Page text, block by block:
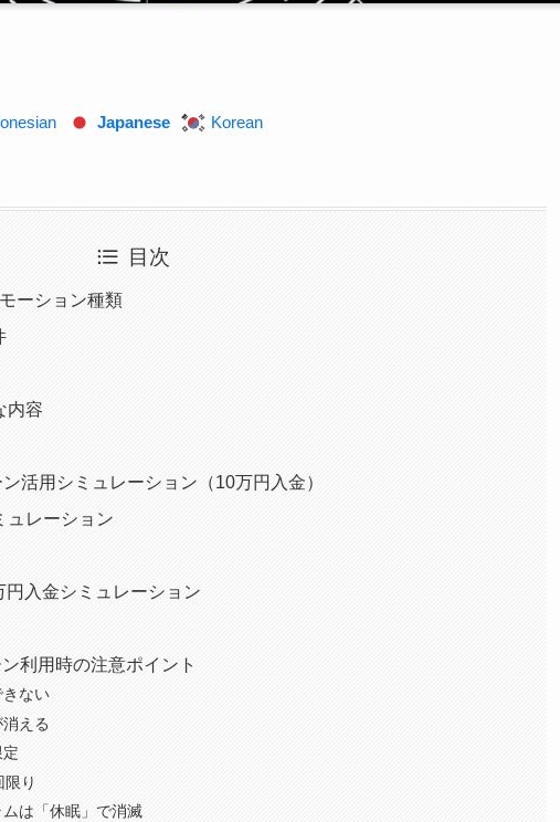
Japanese Korean
目次
ーション種類
内容
活用シミュレーション（10万円入金）
ュレーション
円入金シミュレーション
利用時の注意ポイント
ない
える
り
は「休眠」で消滅